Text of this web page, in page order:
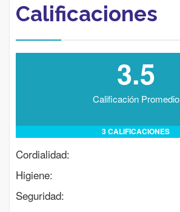
Calificaciones
3.5
Calificación Promedio
3 CALIFICACIONES
Cordialidad:
Higiene:
Seguridad: